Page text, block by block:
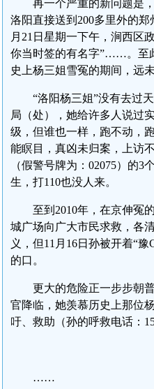
再一个严重的新问题是
洛阳直接送到200多里外的
月21日星期一下午，涧西区
你当时签的有名字”……。至
史上杨三姐雪冤的期间，
“洛阳杨三姐”没有去过
局（处），她给许多人说过
级，但谁也一样，跑不动，
能瞑目，真凶未归案，上访
（假警号牌为：02075）的
生，打110也没人来。
至到2010年，在京伸冤
城广场向广大市民求救，各
义，但11月16日孙被开着“
的口。
更大的危险正一步步朝
官降临，她羡慕历史上那位
吁、救助（孙的呼救电话
……